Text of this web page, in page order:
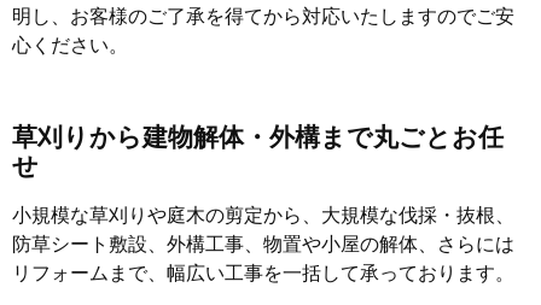
明し、お客様のご了承を得てから対応いたしますのでご安
心ください。
草刈りから建物解体・外構まで丸ごとお任
せ
小規模な草刈りや庭木の剪定から、大規模な伐採・抜根、
防草シート敷設、外構工事、物置や小屋の解体、さらには
リフォームまで、幅広い工事を一括して承っております。